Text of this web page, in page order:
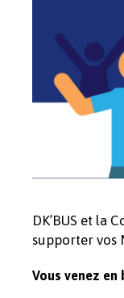
DK’BUS et la
supporter vos
Vous venez en